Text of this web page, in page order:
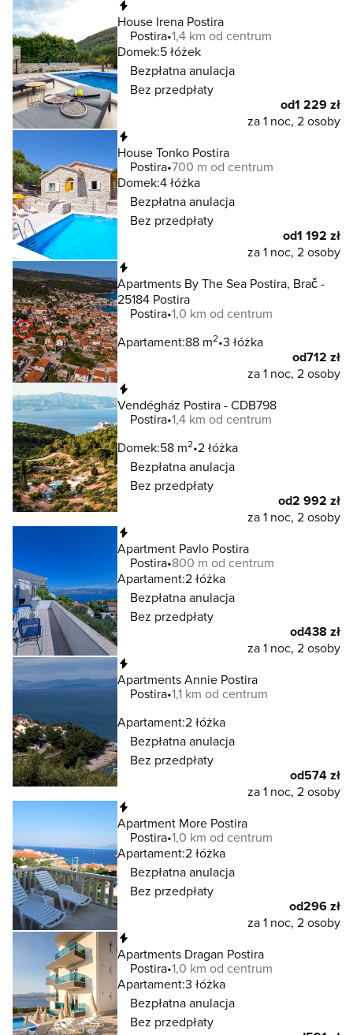
House Irena Postira
Postira 1,4 km od centrum
Domek:5 łóżek
Bezpłatna anulacja
Bez przedpłaty
od1 229 zł
za 1 noc, 2 osoby
House Tonko Postira
Postira 700 m od centrum
Domek:4 łóżka
Bezpłatna anulacja
Bez przedpłaty
od1 192 zł
za 1 noc, 2 osoby
Apartments By The Sea Postira, Brač -
25184 Postira
Postira 1,0 km od centrum
Apartament:88 m2 3 łóżka
od712 zł
za 1 noc, 2 osoby
Vendégház Postira - CDB798
Postira 1,4 km od centrum
Domek:58 m2 2 łóżka
Bezpłatna anulacja
Bez przedpłaty
od2 992 zł
za 1 noc, 2 osoby
Apartment Pavlo Postira
Postira 800 m od centrum
Apartament:2 łóżka
Bezpłatna anulacja
Bez przedpłaty
od438 zł
za 1 noc, 2 osoby
Apartments Annie Postira
Postira 1,1 km od centrum
Apartament:2 łóżka
Bezpłatna anulacja
Bez przedpłaty
od574 zł
za 1 noc, 2 osoby
Apartment More Postira
Postira 1,0 km od centrum
Apartament:2 łóżka
Bezpłatna anulacja
Bez przedpłaty
od296 zł
za 1 noc, 2 osoby
Apartments Dragan Postira
Postira 1,0 km od centrum
Apartament:3 łóżka
Bezpłatna anulacja
Bez przedpłaty